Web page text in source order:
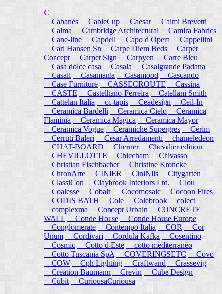
C
Cabanes
CableCup Caesar
Caimi Brevetti
Calma
Cambridge Architectural
Camira Fabrics
Cane-line
Capdell Capo d Opera
Cappellini
Carl Hansen Sn
Carpe Diem Beds
Carpet
Concept
Carpet Sign Carpyen
Carre Bleu
Casa dolce casa
Casala
Casalgrande Padana
Casali
Casamania Casamood
Cascando
Case Furniture
CASSECROUTE
Cassina
CASTE
Castelhano-Ferreira
Catellani Smith
Cattelan Italia
cc-tapis Ceadesign
Ceil-In
Ceramica Bardelli
Ceramica Cielo
Ceramica
Flaminia
Ceramica Magica
Ceramica Mayor
Ceramica Vogue
Ceramiche Supergres Cerim
Cerruti Baleri
Cesar Arredamenti
chameledeon
CHAT-BOARD
Cherner
Chevalier edition
CHEVILLOTTE
Chiccham
Chivasso
Christian Fischbacher
Christine Kroncke
ChronArte
CINIER CiniNils
Citygarten
ClassiCon
Claybrook Interiors Ltd.
Clou
Coalesse
Cobalti Cocomosaic
Cocoon Fires
CODIS BATH
Cole Colebrook
colect
complexma
Concept Urbain
CONCRETE
WALL
Conde House
Conde House Europe
Conglomerate
Contempo Italia COR
Cor
Unum
Cordivari Cordula Kafka
Cosentino
Cosmic
Cotto d-Este
cotto mediterraneo
Cotto Tuscania SpA
COVERINGSETC
Covo
COW
Cph Lighting Craftwand
Crassevig
Creation Baumann
Crevin
Cube Design
Cubit
CuriousaCuriousa